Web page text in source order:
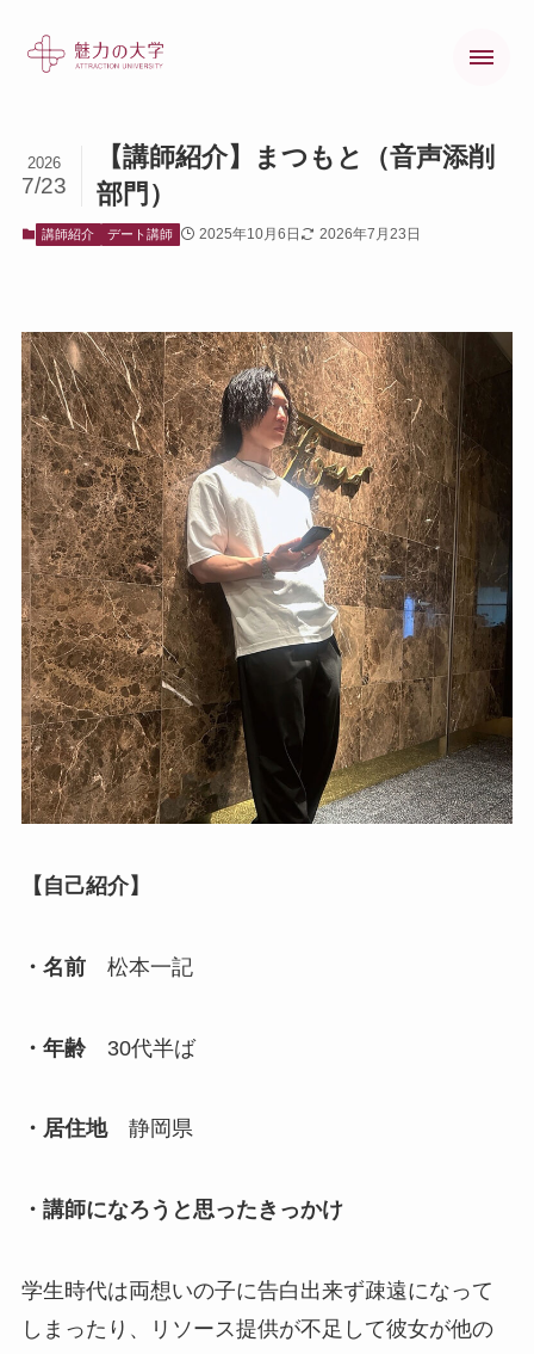
魅力の大学とは
オンラインコース
個別指導コース
ブートキャンプ
採用情報
【講師紹介】まつもと（音声添削
部門）
2026
7/23
講師紹介 デート講師 2025年10月6日 2026年7月23日
【自己紹介】
・名前 松本一記
・年齢30代半ば
・居住地静岡県
・講師になろうと思ったきっかけ
学生時代は両想いの子に告白出来ず疎遠になって
しまったり、リソース提供が不足して彼女が他の